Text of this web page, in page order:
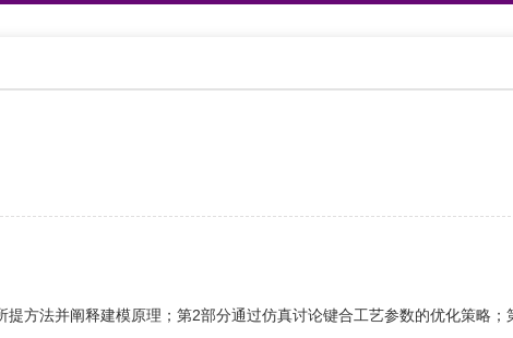
方法并阐释建模原理；第2部分通过仿真讨论键合工艺参数的优化策略；